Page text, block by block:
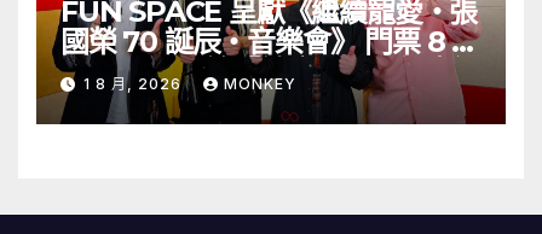
FUN SPACE 呈獻《繼續寵愛・張
國榮 70 誕辰・音樂會》 門票 8 月
1 日至 10 日於「健康．旦」優先訂
購
1 8 月, 2026 MONKEY